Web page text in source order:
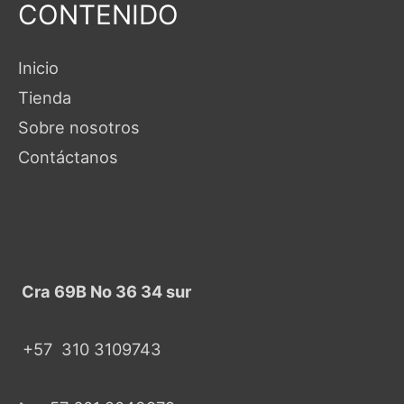
CONTENIDO
Inicio
Tienda
Sobre nosotros
Contáctanos
Cra 69B No 36 34 sur
+57 310 3109743